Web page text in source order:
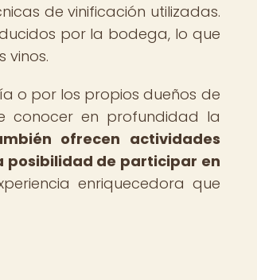
de vinificación utilizadas.
por la bodega, lo que
vinos.
o por los propios dueños de
conocer en profundidad la
ofrecen actividades
posibilidad de participar en
enriquecedora que